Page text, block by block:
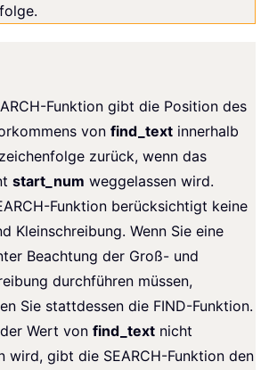
Funktion gibt die Position des
von find_text innerhalb
zurück, wenn das
start_num weggelassen wird.
Funktion berücksichtigt keine
Kleinschreibung. Wenn Sie eine
Beachtung der Groß- und
durchführen müssen,
Sie stattdessen die FIND-Funktion.
Wert von find_text nicht
wird, gibt die SEARCH-Funktion den